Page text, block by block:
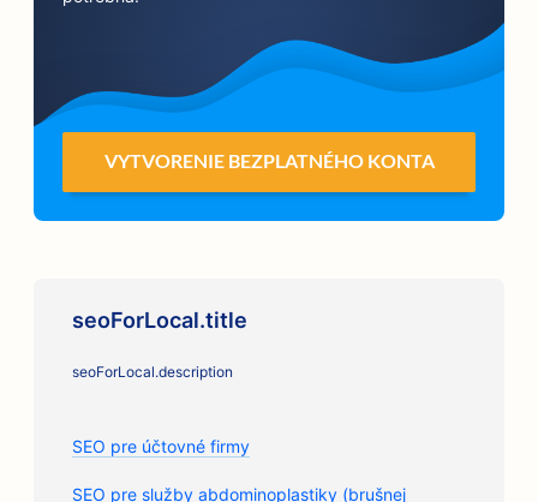
VYTVORENIE BEZPLATNÉHO KONTA
seoForLocal.title
seoForLocal.description
SEO pre účtovné firmy
SEO pre služby abdominoplastiky (brušnej